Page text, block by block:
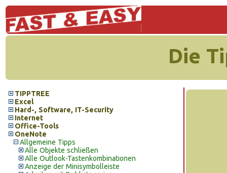
Die
TIPPTREE
Excel
Hard-, Software, IT-Security
Internet
Office-Tools
OneNote
Allgemeine Tipps
Alle Objekte schließen
Alle Outlook-Tastenkombinationen
Anzeige der Minisymbolleiste